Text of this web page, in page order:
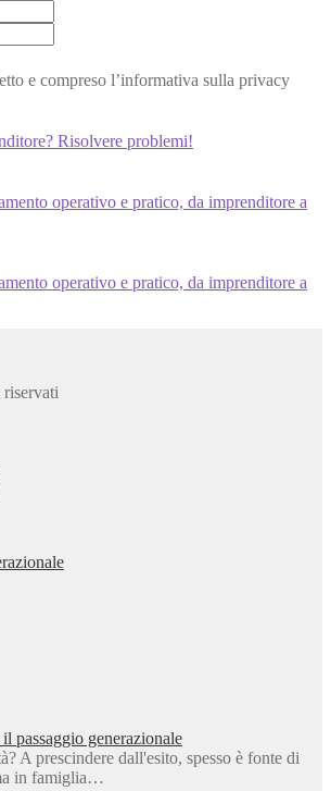
e compreso l’informativa sulla privacy
Risolvere problemi!
operativo e pratico, da imprenditore a
operativo e pratico, da imprenditore a
passaggio generazionale
A prescindere dall'esito, spesso è fonte di
in famiglia…